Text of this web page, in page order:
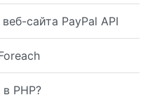
сайта PayPal API
PHP?